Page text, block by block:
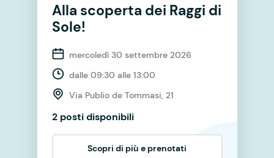
Alla scoperta dei Raggi di
Sole!
mercoledì 30 settembre 2026
dalle 09:30 alle 13:00
Via Publio de Tommasi, 21
2 posti disponibili
Scopri di più e prenotati